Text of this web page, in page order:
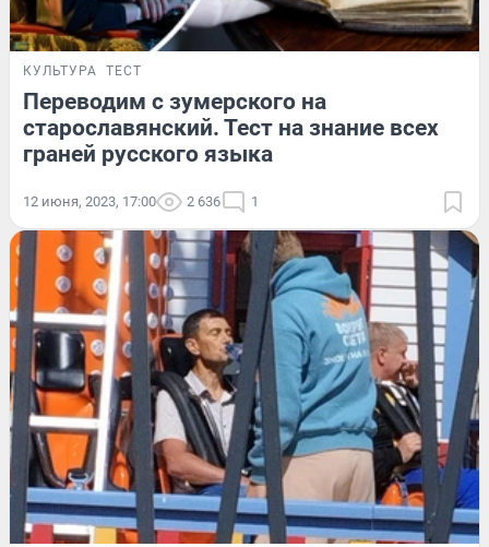
КУЛЬТУРА ТЕСТ
Переводим с зумерского на
старославянский. Тест на знание всех
граней русского языка
12 июня, 2023, 17:00 2 636 1